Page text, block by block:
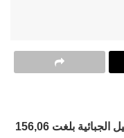
أفادت وزارة الاقتصاد والمالية أن المداخيل الجبائية بلغت 156,06